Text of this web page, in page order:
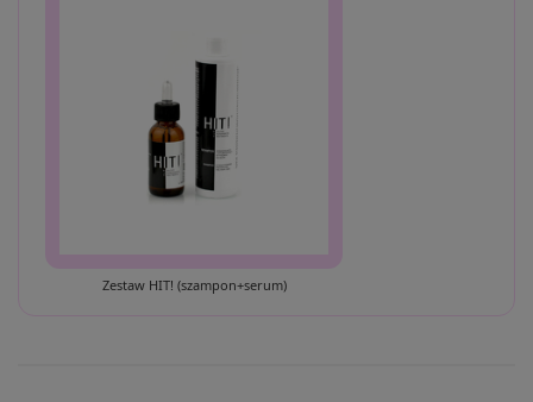
Zestaw HIT! (szampon+serum)